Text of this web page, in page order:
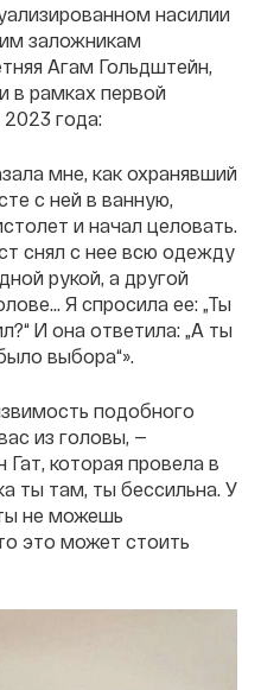
насилии
заложникам
Агам Гольдштейн,
в рамках первой
года:
мне, как охранявший
с ней в ванную,
и начал целовать.
снял с нее всю одежду
рукой, а другой
Я спросила ее: „Ты
И она ответила: „А ты
выбора“».
подобного
из головы, —
которая провела в
ты там, ты бессильна. У
не можешь
это может стоить